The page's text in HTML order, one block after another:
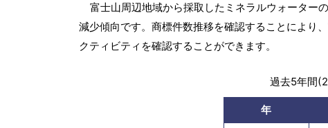
富士山周辺地域から採取したミネラルウォータ
減少傾向です。商標件数推移を確認することにより
クティビティを確認することができます。
過去5年間
年